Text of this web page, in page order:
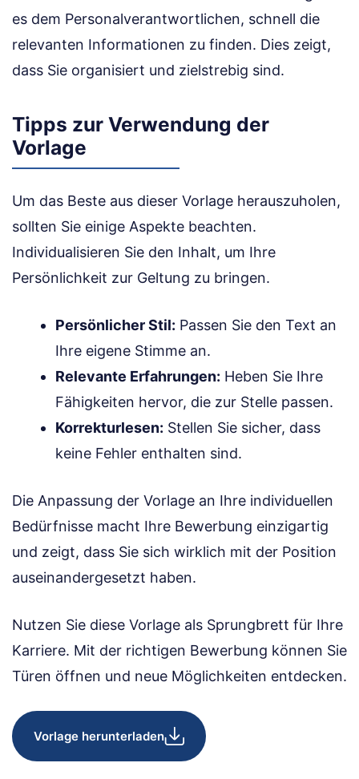
es dem Personalverantwortlichen, schnell die
relevanten Informationen zu finden. Dies zeigt,
dass Sie organisiert und zielstrebig sind.
Tipps zur Verwendung der
Vorlage
Um das Beste aus dieser Vorlage herauszuholen,
sollten Sie einige Aspekte beachten.
Individualisieren Sie den Inhalt, um Ihre
Persönlichkeit zur Geltung zu bringen.
Persönlicher Stil: Passen Sie den Text an
Ihre eigene Stimme an.
Relevante Erfahrungen: Heben Sie Ihre
Fähigkeiten hervor, die zur Stelle passen.
Korrekturlesen: Stellen Sie sicher, dass
keine Fehler enthalten sind.
Die Anpassung der Vorlage an Ihre individuellen
Bedürfnisse macht Ihre Bewerbung einzigartig
und zeigt, dass Sie sich wirklich mit der Position
auseinandergesetzt haben.
Nutzen Sie diese Vorlage als Sprungbrett für Ihre
Karriere. Mit der richtigen Bewerbung können Sie
Türen öffnen und neue Möglichkeiten entdecken.
Vorlage herunterladen